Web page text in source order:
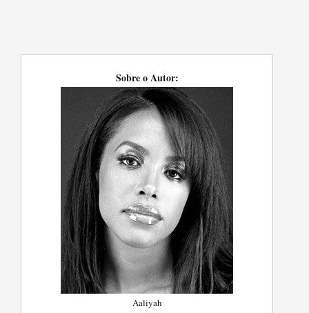
Sobre o Autor:
Aaliyah